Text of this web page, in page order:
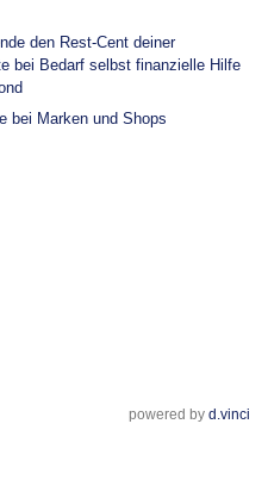
den Rest-Cent deiner
bei Bedarf selbst finanzielle Hilfe
bei Marken und Shops
powered by d.vinci